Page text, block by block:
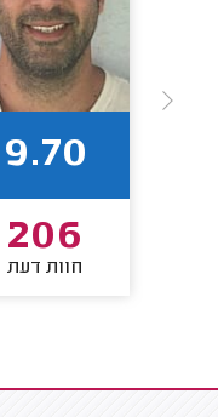
9.70
206
חוות דעת